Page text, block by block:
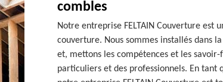
combles
Notre entreprise FELTAIN Couverture est
couverture. Nous sommes installés dans
et, mettons les compétences et les
particuliers et des professionnels. En tant